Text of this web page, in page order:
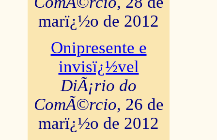
marï¿½o de 2012
Onipresente e
invisï¿½vel
DiÃ¡rio do
ComÃ©rcio, 26 de
marï¿½o de 2012